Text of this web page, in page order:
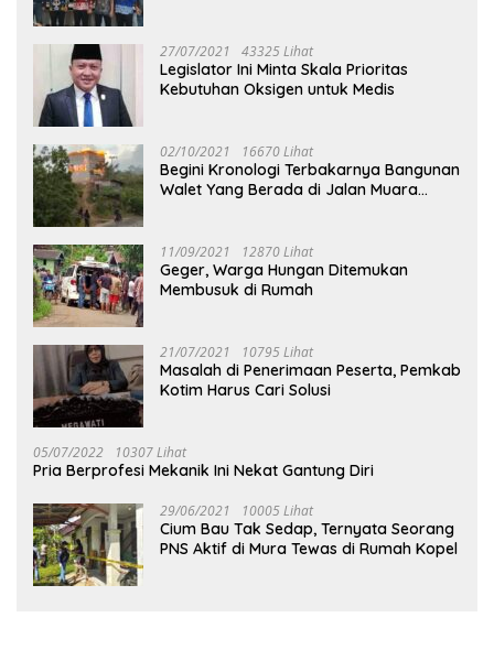
27/07/2021 43325 Lihat
Legislator Ini Minta Skala Prioritas
Kebutuhan Oksigen untuk Medis
02/10/2021 16670 Lihat
Begini Kronologi Terbakarnya Bangunan
Walet Yang Berada di Jalan Muara
11/09/2021 12870 Lihat
Geger, Warga Hungan Ditemukan
Membusuk di Rumah
21/07/2021 10795 Lihat
Masalah di Penerimaan Peserta, Pemkab
Kotim Harus Cari Solusi
05/07/2022 10307 Lihat
Pria Berprofesi Mekanik Ini Nekat Gantung Diri
29/06/2021 10005 Lihat
Cium Bau Tak Sedap, Ternyata Seorang
PNS Aktif di Mura Tewas di Rumah Kopel